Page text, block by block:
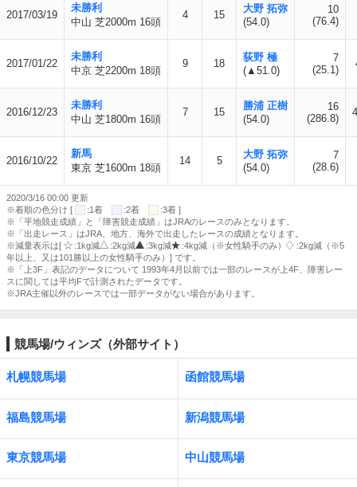
2017/03/19
未勝利
中山 芝2000m 16頭
4 15
大野 拓弥
(54.0)
10
(76.4)
2017/01/22
未勝利
中京 芝2200m 18頭
9 18
荻野 極
(▲51.0)
7
(25.1)
2016/12/23
未勝利
中山 芝1800m 16頭
7 15
勝浦 正樹
(54.0)
16
(286.8)
2016/10/22
新馬
東京 芝1600m 18頭
14 5
大野 拓弥
(54.0)
7
(28.6)
2020/3/16 00:00 更新
※着順の色分け [
:1着 :2着
:3着 ]
※「平地競走成績」と「障害競走成績」はJRAのレースのみとなります。
※「出走レース」はJRA、地方、海外で出走したレースの成績となります。
※減量表示は[
:1kg減 :2kg減 :3kg減 :4kg減（※女性騎手のみ）
:2kg減（※5
年以上、又は101勝以上の女性騎手のみ）] です。
※「上3F」表記のデータについて 1993年4月以前では一部のレースが上4F、障害レー
スに関しては平均Fで計測されたデータです。
※JRA主催以外のレースでは一部データがない場合があります。
競馬場/ウィンズ（外部サイト）
札幌競馬場 函館競馬場
福島競馬場 新潟競馬場
東京競馬場 中山競馬場